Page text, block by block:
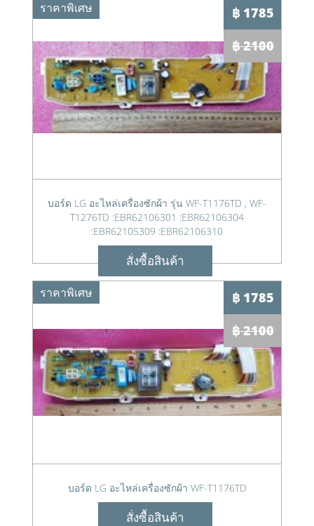
ราคาพิเศษ
฿ 2100
฿ 1785
บอร์ด LG อะไหล่เครื่องซักผ้า รุ่น WF-T1176TD , WF-
T1276TD :EBR62106301 :EBR62106304
:EBR62105309 :EBR62106310
สั่งซื้อสินค้า
ราคาพิเศษ
฿ 2100
฿ 1785
บอร์ด LG อะไหล่เครื่องซักผ้า WF-T1176TD
สั่งซื้อสินค้า